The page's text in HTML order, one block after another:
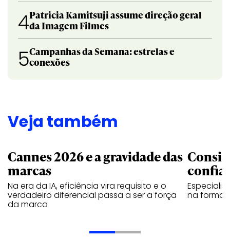
4Patricia Kamitsuji assume direção geral
da Imagem Filmes
5Campanhas da Semana: estrelas e
conexões
Veja também
Cannes 2026 e a gravidade das
marcas
Na era da IA, eficiência vira requisito e o
verdadeiro diferencial passa a ser a força
da marca
na forma